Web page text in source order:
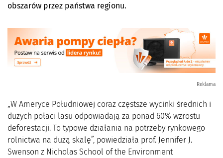
obszarów przez państwa regionu.
Reklama
„W Ameryce Południowej coraz częstsze wycinki średnich i
dużych połaci lasu odpowiadają za ponad 60% wzrostu
deforestacji. To typowe działania na potrzeby rynkowego
rolnictwa na dużą skalę”, powiedziała prof. Jennifer J.
Swenson z Nicholas School of the Environment